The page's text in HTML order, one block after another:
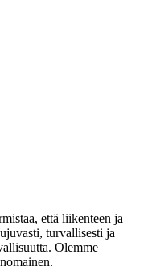
että liikenteen ja
turvallisesti ja
Olemme